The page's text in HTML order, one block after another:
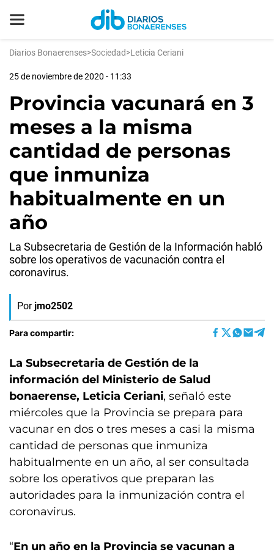
Diarios Bonaerenses>Sociedad>Leticia Ceriani
25 de noviembre de 2020 - 11:33
Provincia vacunará en 3
meses a la misma
cantidad de personas
que inmuniza
habitualmente en un
año
La Subsecretaria de Gestión de la Información habló
sobre los operativos de vacunación contra el
coronavirus.
Por jmo2502
Para compartir:
La Subsecretaria de Gestión de la
información del Ministerio de Salud
bonaerense, Leticia Ceriani, señaló este
miércoles que la Provincia se prepara para
vacunar en dos o tres meses a casi la misma
cantidad de personas que inmuniza
habitualmente en un año, al ser consultada
sobre los operativos que preparan las
autoridades para la inmunización contra el
coronavirus.
“En un año en la Provincia se vacunan a